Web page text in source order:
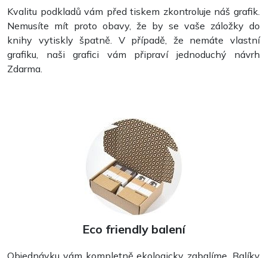
Kvalitu podkladů vám před tiskem zkontroluje náš grafik.
Nemusíte mít proto obavy, že by se vaše záložky do
knihy vytiskly špatně. V případě, že nemáte vlastní
grafiku, naši grafici vám připraví jednoduchý návrh
Zdarma.
Eco friendly balení